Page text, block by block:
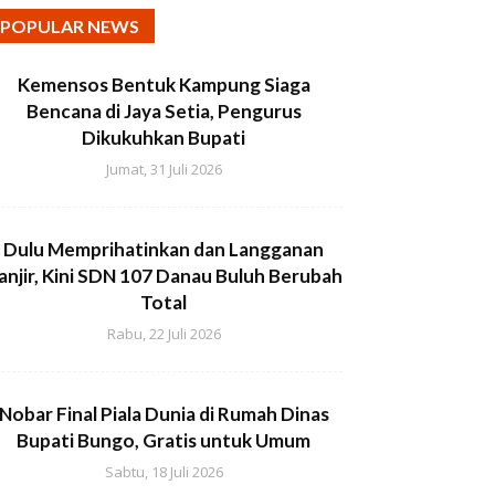
POPULAR NEWS
Kemensos Bentuk Kampung Siaga
Bencana di Jaya Setia, Pengurus
Dikukuhkan Bupati
Jumat, 31 Juli 2026
Dulu Memprihatinkan dan Langganan
Kini SDN 107 Danau Buluh Berubah
Total
Rabu, 22 Juli 2026
Final Piala Dunia di Rumah Dinas
Bupati Bungo, Gratis untuk Umum
Sabtu, 18 Juli 2026